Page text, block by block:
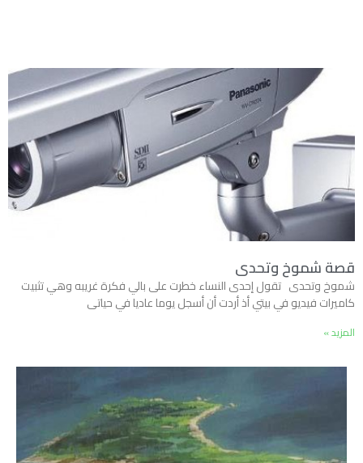
قصة شموخ وتحدى
شموخ وتحدى تقول إحدى النساء خطرت على بالي فكرة غريبه وهي تثبيت
كاميرات فيديو في بيتي أذ أردت أن أسجل يوما عاديا في حياتى
المزيد »